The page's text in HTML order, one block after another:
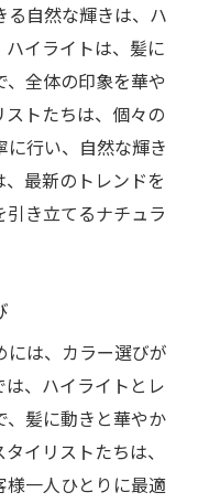
る自然な輝きは、ハ
イライトは、髪に
全体の印象を華や
トたちは、個々の
行い、自然な輝き
最新のトレンドを
き立てるナチュラ
には、カラー選びが
、ハイライトとレ
、髪に動きと華やか
イリストたちは、
様一人ひとりに最適